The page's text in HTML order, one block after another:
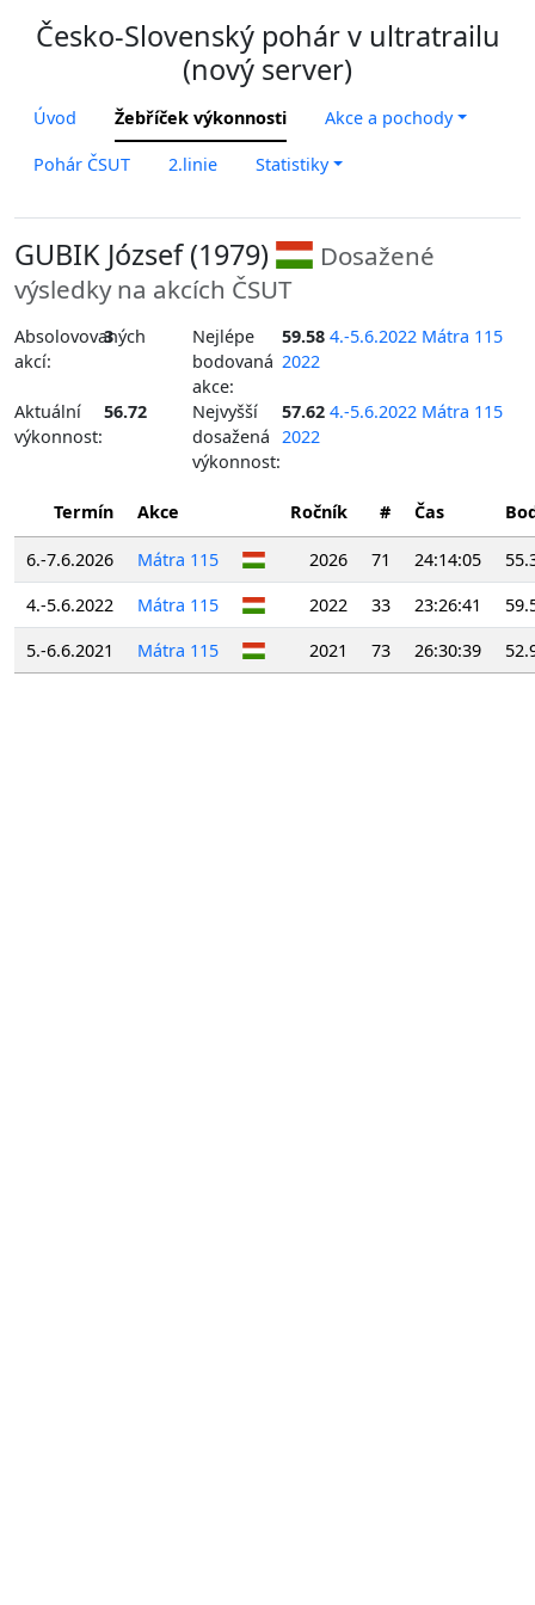
Česko-Slovenský pohár v ultratrailu
(nový server)
Úvod Žebříček výkonnosti Akce a pochody
Pohár ČSUT 2.linie Statistiky
GUBIK József (1979)
Dosažené
výsledky na akcích ČSUT
Absolovovaných
akcí:
3
Nejlépe
bodovaná
akce:
59.58 4.-5.6.2022 Mátra 115
2022
Aktuální
výkonnost:
56.72
Nejvyšší
dosažená
výkonnost:
57.62 4.-5.6.2022 Mátra 115
2022
Termín Akce Ročník # Čas
6.-7.6.2026 Mátra 115 2026 71 24:14:05
4.-5.6.2022
Mátra 115 2022 33 23:26:41
5.-6.6.2021
Mátra 115 2021 73 26:30:39